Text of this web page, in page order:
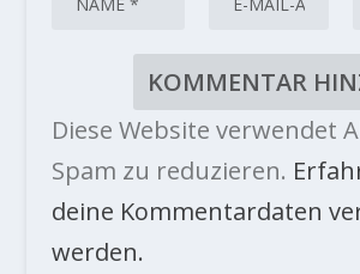
Diese Website verwendet
Spam zu reduzieren.
deine Kommentardaten
werden.